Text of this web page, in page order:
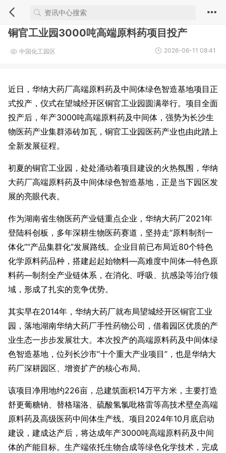
铜官工业园3000吨高端原料药项目投产
中国化工园区 2026-06-11 08:41
近日，华纳大药厂高端原料药及中间体绿色智造基地项目正
式投产，仪式在望城经开区铜官工业园圆满举行。项目全面
投产后，年产3000吨高端原料药及中间体，强势为长沙生
物医药产业集群添砖加瓦，铜官工业园医药产业也由此踏上
全新发展征程。
初夏的铜官工业园，处处涌动着项目建设的火热氛围，华纳
大药厂高端原料药及中间体绿色智造基地，正是当下园区发
展的亮眼代表。
作为湖南省生物医药产业链重点企业，华纳大药厂2021年
登陆科创板，多年深耕生物医药赛道，坚持走“原料制剂一
体化”“产品集群化”发展路线。企业目前已布局近80个特色
化学原料药品种，搭建起起始物料—高难度中间体—特色原
料药—制剂全产业链体系，在消化、呼吸、抗感染等治疗领
域，形成了扎实的竞争优势。
其实早在2014年，华纳大药厂就布局望城经开区铜官工业
园，落地湖南华纳大药厂手性药物公司，借着园区优质的产
业生态一步步发展壮大。本次投产的高端原料药及中间体绿
色智造基地，位列长沙市“十个重大产业项目”，也是华纳大
药厂深耕园区、增资扩产的核心布局。
该项目净用地约226亩，总建筑面积14万平方米，主要打造
舒更葡糖钠、替格瑞洛、硫酸氢氯吡格雷等高技术壁垒高端
原料药及高级医药中间体生产线。项目2024年10月底启动
建设，建成达产后，将达成年产3000吨高端原料药及中间
体的产能目标。生产端依托生物合成等绿色化学技术，完成